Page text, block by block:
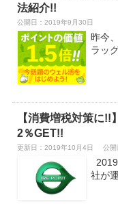
法紹介!!
公開日： 2019年9月30日
昨今
ラッ
【消費増税対策に!!
2％GET!!
更新日：2019年10月4日 公開
社が